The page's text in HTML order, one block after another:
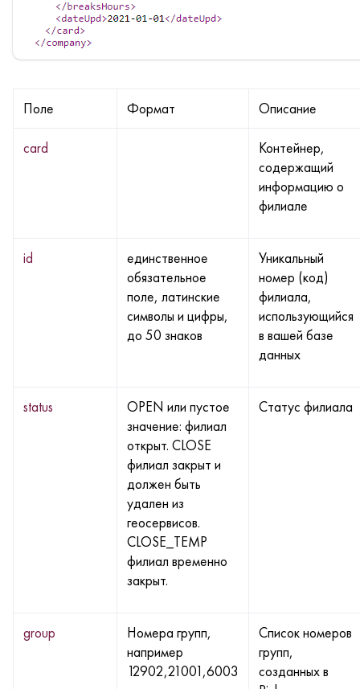
Поле Формат Описание
card
Контейнер,
содержащий
информацию о
филиале
id
единственное
обязательное
поле, латинские
символы и цифры,
до 50 знаков
Уникальный
номер (код)
филиала,
использующийся
в вашей базе
данных
status
OPEN или пустое
значение: филиал
открыт. CLOSE
филиал закрыт и
должен быть
удален из
геосервисов.
CLOSE_TEMP
филиал временно
закрыт.
Статус филиала
group
Номера групп,
например
12902,21001,6003
Список номеров
групп,
созданных в